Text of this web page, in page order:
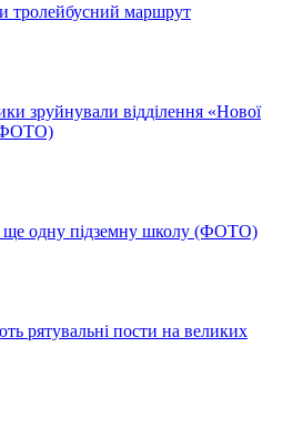
тролейбусний маршрут
зруйнували відділення «Нової
ще одну підземну школу (ФОТО)
рятувальні пости на великих